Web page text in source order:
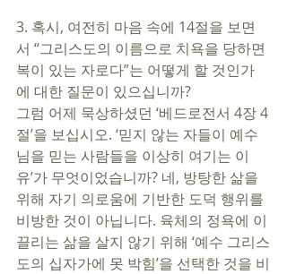
3. 혹시, 여전히 마음 속에 14절을 보면
서 “그리스도의 이름으로 치욕을 당하면
복이 있는 자로다”는 어떻게 할 것인가
에 대한 질문이 있으십니까?
그럼 어제 묵상하셨던 ‘베드로전서 4장 4
절’을 보십시오. ‘믿지 않는 자들이 예수
님을 믿는 사람들을 이상히 여기는 이
유’가 무엇이었습니까? 네, 방탕한 삶을
위해 자기 의로움에 기반한 도덕 행위를
비방한 것이 아닙니다. 육체의 정욕에 이
끌리는 삶을 살지 않기 위해 ‘예수 그리스
도의 십자가에 못 박힘’을 선택한 것을 비